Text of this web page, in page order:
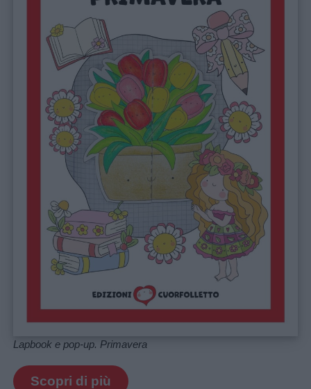
Lapbook e pop-up. Primavera
Scopri di più